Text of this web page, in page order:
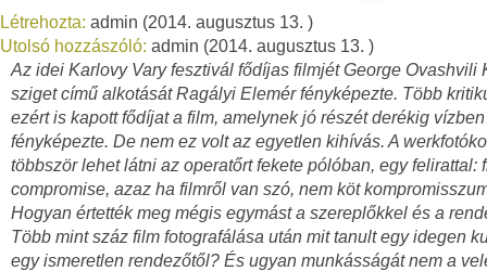
Létrehozta: admin (2014. augusztus 13. )
Utolsó hozzászóló: admin (2014. augusztus 13. )
Az idei Karlovy Vary fesztivál fődíjas filmjét George Ovashvili
sziget című alkotását Ragályi Elemér fényképezte. Több
ezért is kapott fődíjat a film, amelynek jó részét derékig vízben
fényképezte. De nem ez volt az egyetlen kihívás. A
többször lehet látni az operatőrt fekete pólóban, egy felirattal:
compromise, azaz ha filmről van szó, nem köt
Hogyan értették meg mégis egymást a szereplőkkel és a
Több mint száz film fotografálása után mit tanult egy idegen
egy ismeretlen rendezőtől? És ugyan munkásságát nem a